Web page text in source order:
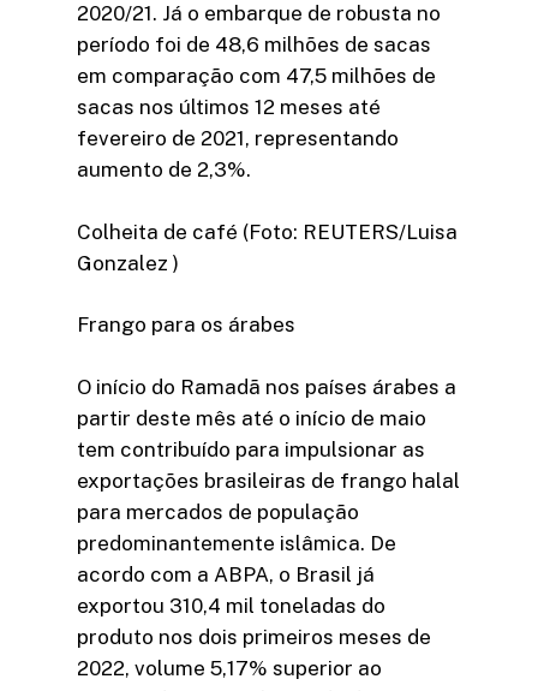
2020/21. Já o embarque de robusta no
período foi de 48,6 milhões de sacas
em comparação com 47,5 milhões de
sacas nos últimos 12 meses até
fevereiro de 2021, representando
aumento de 2,3%.
Colheita de café (Foto: REUTERS/Luisa
Gonzalez )
Frango para os árabes
O início do Ramadã nos países árabes a
partir deste mês até o início de maio
tem contribuído para impulsionar as
exportações brasileiras de frango halal
para mercados de população
predominantemente islâmica. De
acordo com a ABPA, o Brasil já
exportou 310,4 mil toneladas do
produto nos dois primeiros meses de
2022, volume 5,17% superior ao